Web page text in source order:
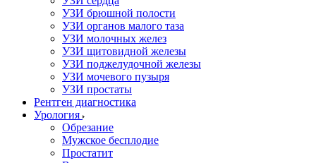
УЗИ брюшной полости
УЗИ органов малого таза
УЗИ молочных желез
УЗИ щитовидной железы
УЗИ поджелудочной железы
УЗИ мочевого пузыря
УЗИ простаты
Рентген диагностика
Урология
Обрезание
Мужское бесплодие
Простатит